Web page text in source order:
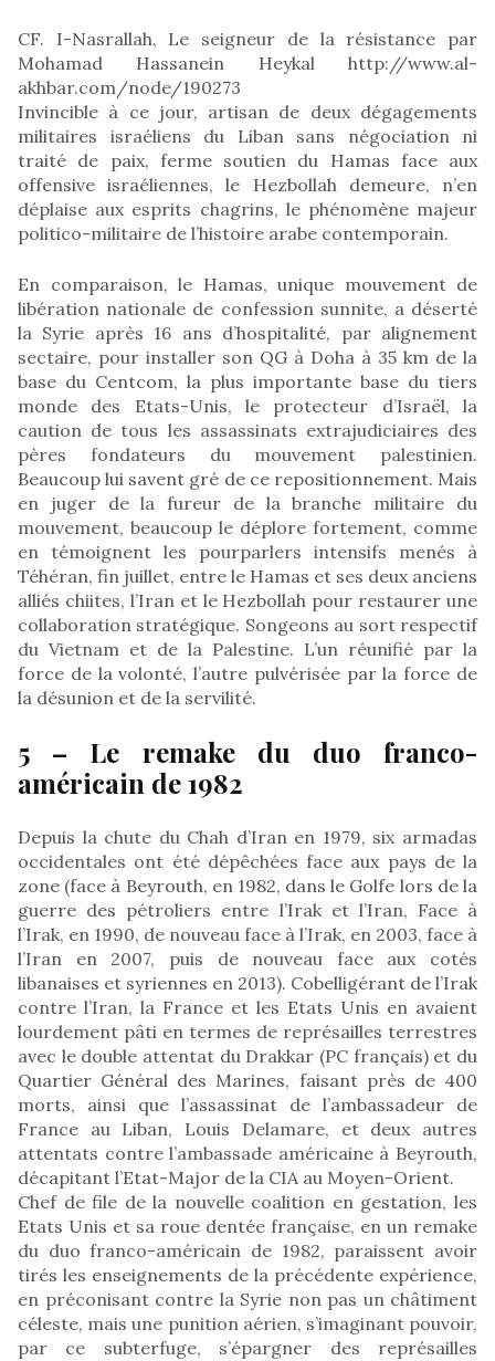
CF. I-Nasrallah, Le seigneur de la résistance par
Mohamad Hassanein Heykal http://www.al-
akhbar.com/node/190273
Invincible à ce jour, artisan de deux dégagements
militaires israéliens du Liban sans négociation ni
traité de paix, ferme soutien du Hamas face aux
offensive israéliennes, le Hezbollah demeure, n’en
déplaise aux esprits chagrins, le phénomène majeur
politico-militaire de l’histoire arabe contemporain.
En comparaison, le Hamas, unique mouvement de
libération nationale de confession sunnite, a déserté
la Syrie après 16 ans d’hospitalité, par alignement
sectaire, pour installer son QG à Doha à 35 km de la
base du Centcom, la plus importante base du tiers
monde des Etats-Unis, le protecteur d’Israël, la
caution de tous les assassinats extrajudiciaires des
pères fondateurs du mouvement palestinien.
Beaucoup lui savent gré de ce repositionnement. Mais
en juger de la fureur de la branche militaire du
mouvement, beaucoup le déplore fortement, comme
en témoignent les pourparlers intensifs menés à
Téhéran, fin juillet, entre le Hamas et ses deux anciens
alliés chiites, l’Iran et le Hezbollah pour restaurer une
collaboration stratégique. Songeons au sort respectif
du Vietnam et de la Palestine. L’un réunifié par la
force de la volonté, l’autre pulvérisée par la force de
la désunion et de la servilité.
5 – Le remake du duo franco-
américain de 1982
Depuis la chute du Chah d’Iran en 1979, six armadas
occidentales ont été dépêchées face aux pays de la
zone (face à Beyrouth, en 1982, dans le Golfe lors de la
guerre des pétroliers entre l’Irak et l’Iran, Face à
l’Irak, en 1990, de nouveau face à l’Irak, en 2003, face à
l’Iran en 2007, puis de nouveau face aux cotés
libanaises et syriennes en 2013). Cobelligérant de l’Irak
contre l’Iran, la France et les Etats Unis en avaient
lourdement pâti en termes de représailles terrestres
avec le double attentat du Drakkar (PC français) et du
Quartier Général des Marines, faisant près de 400
morts, ainsi que l’assassinat de l’ambassadeur de
France au Liban, Louis Delamare, et deux autres
attentats contre l’ambassade américaine à Beyrouth,
décapitant l’Etat-Major de la CIA au Moyen-Orient.
Chef de file de la nouvelle coalition en gestation, les
Etats Unis et sa roue dentée française, en un remake
du duo franco-américain de 1982, paraissent avoir
tirés les enseignements de la précédente expérience,
en préconisant contre la Syrie non pas un châtiment
céleste, mais une punition aérien, s’imaginant pouvoir,
par ce subterfuge, s’épargner des représailles